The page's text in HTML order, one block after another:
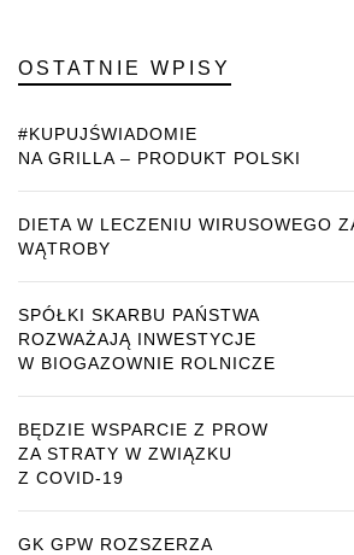
OSTATNIE WPISY
#KUPUJŚWIADOMIE
NA GRILLA – PRODUKT POLSKI
DIETA W LECZENIU WIRUSOWEGO
WĄTROBY
SPÓŁKI SKARBU PAŃSTWA
ROZWAŻAJĄ INWESTYCJE
W BIOGAZOWNIE ROLNICZE
BĘDZIE WSPARCIE Z PROW
ZA STRATY W ZWIĄZKU
Z COVID-19
GK GPW ROZSZERZA